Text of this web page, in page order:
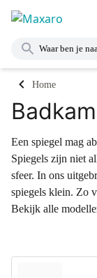
Home
Een spiegel mag
Spiegels zijn niet
sfeer. In ons
spiegels klein. Zo
Bekijk alle